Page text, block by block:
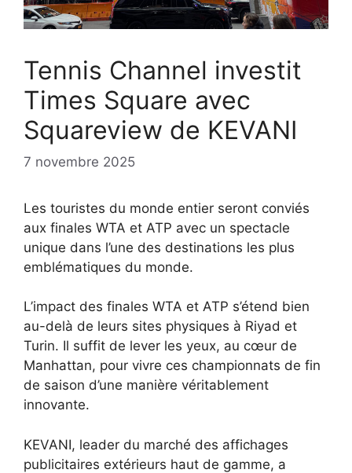
Tennis Channel investit
Times Square avec
Squareview de KEVANI
7 novembre 2025
Les touristes du monde entier seront conviés
aux finales WTA et ATP avec un spectacle
unique dans l’une des destinations les plus
emblématiques du monde.
L’impact des finales WTA et ATP s’étend bien
au-delà de leurs sites physiques à Riyad et
Turin. Il suffit de lever les yeux, au cœur de
Manhattan, pour vivre ces championnats de fin
de saison d’une manière véritablement
innovante.
KEVANI, leader du marché des affichages
publicitaires extérieurs haut de gamme, a